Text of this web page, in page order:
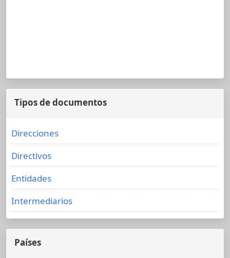
Tipos de documentos
Direcciones
Directivos
Entidades
Intermediarios
Países